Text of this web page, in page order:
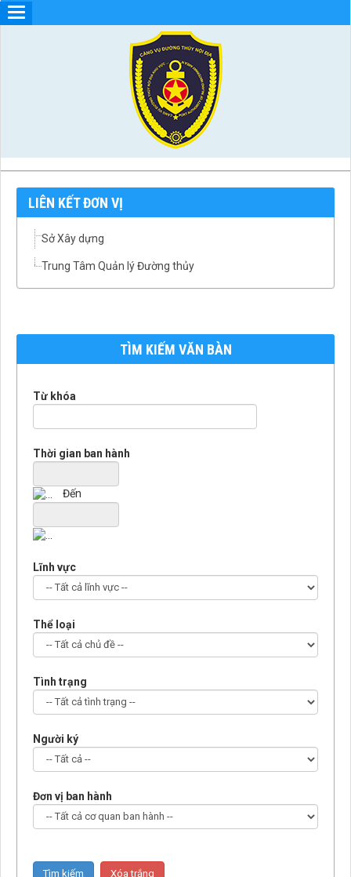
LIÊN KẾT ĐƠN VỊ
Sở Xây dựng
Trung Tâm Quản lý Đường thủy
TÌM KIẾM VĂN BÀN
Từ khóa
Thời gian ban hành
Đến
Lĩnh vực
Thể loại
Tình trạng
Người ký
Đơn vị ban hành